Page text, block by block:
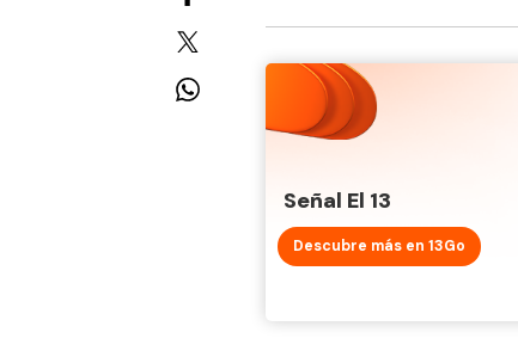
Señal El 13
Descubre más en 13Go